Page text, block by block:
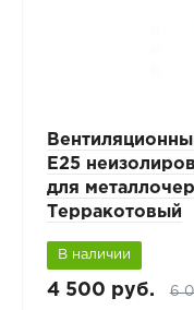
E25
для
Терракотовый
В наличии
4 500 руб. 6